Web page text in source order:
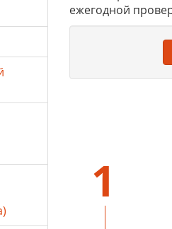
ежегодной
1